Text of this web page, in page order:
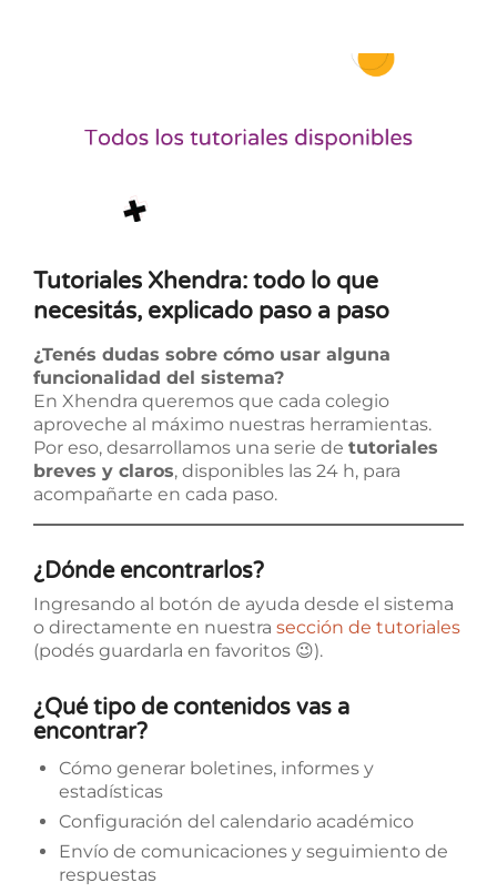
Tutoriales Xhendra: todo lo que
necesitás, explicado paso a paso
¿Tenés dudas sobre cómo usar alguna
funcionalidad del sistema?
En Xhendra queremos que cada colegio
aproveche al máximo nuestras herramientas.
Por eso, desarrollamos una serie de tutoriales
breves y claros, disponibles las 24 h, para
acompañarte en cada paso.
¿Dónde encontrarlos?
Ingresando al botón de ayuda desde el sistema
o directamente en nuestra sección de tutoriales
(podés guardarla en favoritos 😉).
¿Qué tipo de contenidos vas a
encontrar?
Cómo generar boletines, informes y
estadísticas
Configuración del calendario académico
Envío de comunicaciones y seguimiento de
respuestas